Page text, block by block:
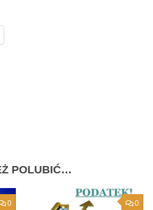
POLUBIĆ…
0 0